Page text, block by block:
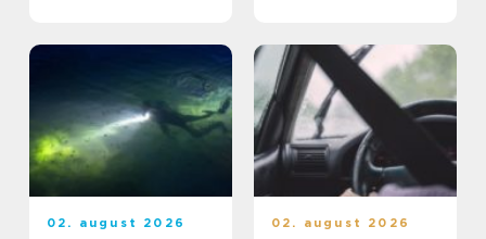
02. august 2026 02. august 2026